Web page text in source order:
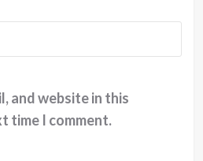
and website in this
time I comment.